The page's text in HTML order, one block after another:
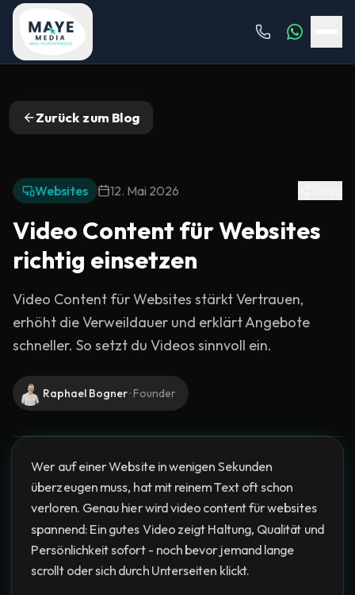
Zurück zum Blog
Websites 12. Mai 2026
Video Content für Websites
richtig einsetzen
Video Content für Websites stärkt Vertrauen,
erhöht die Verweildauer und erklärt Angebote
schneller. So setzt du Videos sinnvoll ein.
Raphael Bogner·Founder
Wer auf einer Website in wenigen Sekunden
überzeugen muss, hat mit reinem Text oft schon
verloren. Genau hier wird video content für websites
spannend: Ein gutes Video zeigt Haltung, Qualität und
Persönlichkeit sofort - noch bevor jemand lange
scrollt oder sich durch Unterseiten klickt.